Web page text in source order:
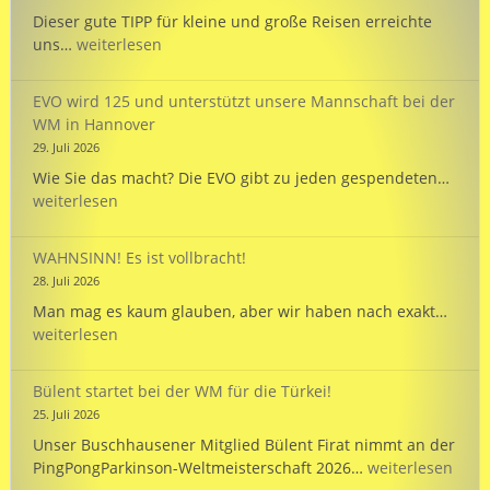
Dieser gute TIPP für kleine und große Reisen erreichte
uns… TIPP:
dem
PARKINSON’S
Passport
weiterlesen
EVO wird 125 und unterstützt unsere Mannschaft bei der
WM in Hannover
29. Juli 2026
Wie Sie das macht? Die EVO gibt zu jeden gespendeten…
weiterlesen
WAHNSINN! Es ist vollbracht!
28. Juli 2026
Man mag es kaum glauben, aber wir haben nach exakt…
weiterlesen
Bülent startet bei der WM für die Türkei!
25. Juli 2026
Unser Buschhausener Mitglied Bülent Firat nimmt an der
PingPongParkinson-Weltmeisterschaft 2026… Bülent
weiterlesen